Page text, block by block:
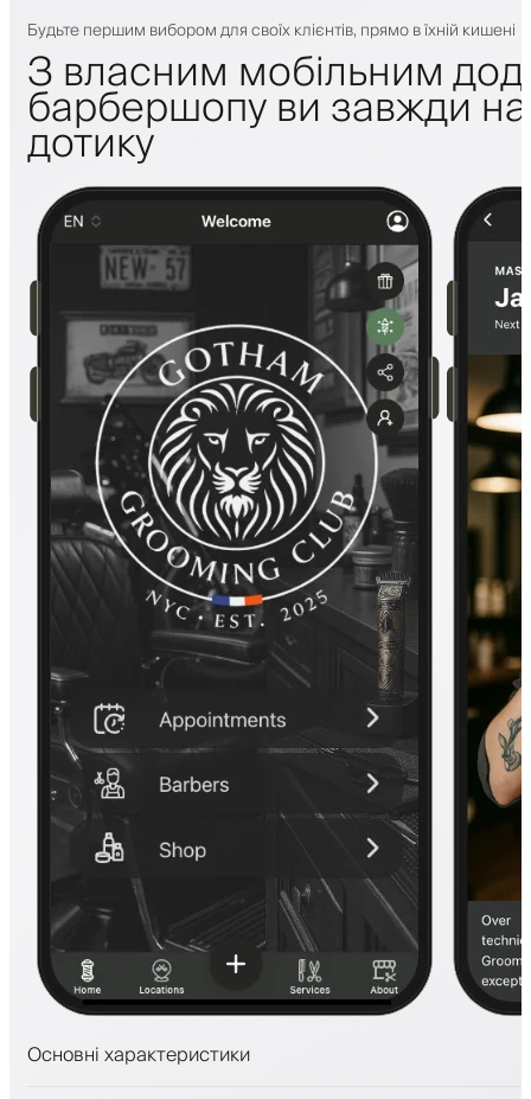
Будьте першим вибором для своїх клієнтів, прямо в їхній кишені
З власним мобільним
барбершопу ви завжди на
дотику
Основні характеристики